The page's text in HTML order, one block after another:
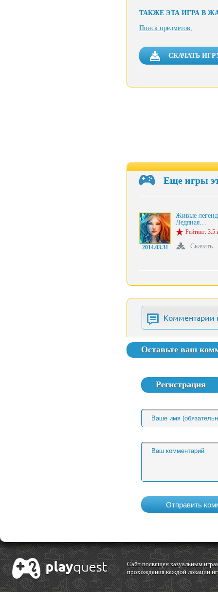
ТАКЖЕ ЭТА ИГРА В
Поиск предметов,
СКАЧАТЬ
Еще игры
2014.03.31
Живые
Ледяная…
Рейтинг: 3.5
Скачать
Комментарии
Оставьте ваш
Регистрация
Cайт посвящен казуальным
прохождения каждой локации